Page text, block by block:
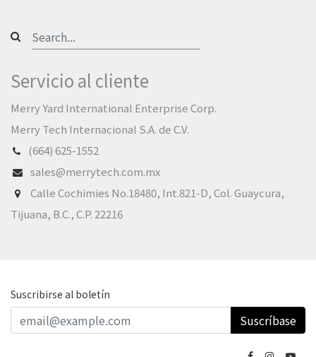
Servicio al cliente
Merry Yard International Enterprise Corp.
Merry Tech Internacional S.A. de C.V.
(664) 625-1552
sales@merrytech.com.mx
Calle Cochimies No.18480, Int.821-D, Col. Guaycura,
Tijuana, B.C., C.P. 22216
Suscribirse al boletín